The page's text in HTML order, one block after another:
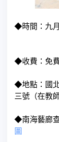
◆時間：九
◆收費：免
◆地點：國
三號（在教
◆南海藝廊
圖